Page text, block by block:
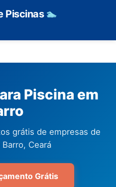
Piscinas 🏊
Piscina em
grátis de empresas de
Ceará
Grátis